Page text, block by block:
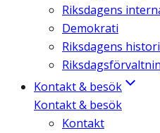
Riksdagens
Demokrati
Riksdagens
Kontakt & besök
Kontakt & besök
Kontakt